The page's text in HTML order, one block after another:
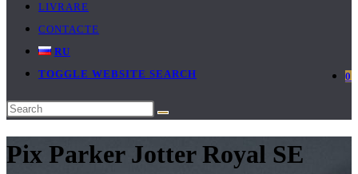
LIVRARE
CONTACTE
RU
0
TOGGLE WEBSITE SEARCH
Pix Parker Jotter Royal SE